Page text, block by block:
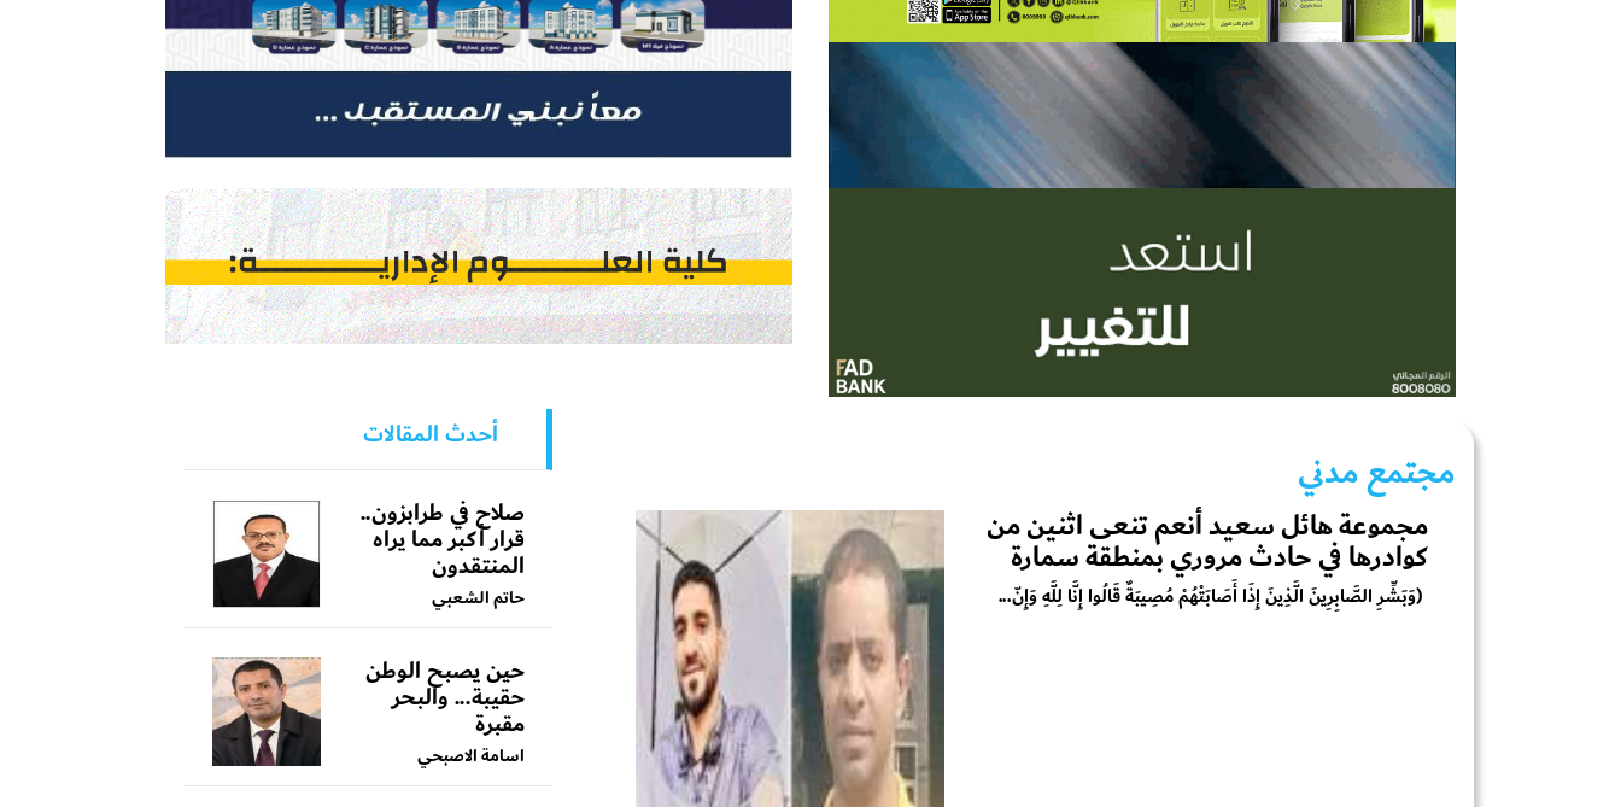
مجتمع مدني
مجموعة هائل سعيد أنعم تنعى اثنين من
كوادرها في حادث مروري بمنطقة سمارة
(وَبَشِّرِ الصَّابِرِينَ الَّذِينَ إِذَا أَصَابَتْهُمْ مُصِيبَةٌ قَالُوا إِنَّا لِلَّهِ وَإِنّ...
أحدث المقالات
صلاح في طرابزون..
قرار أكبر مما يراه
المنتقدون
حاتم الشعبي
حين يصبح الوطن
حقيبة... والبحر
مقبرة
اسامة الاصبحي